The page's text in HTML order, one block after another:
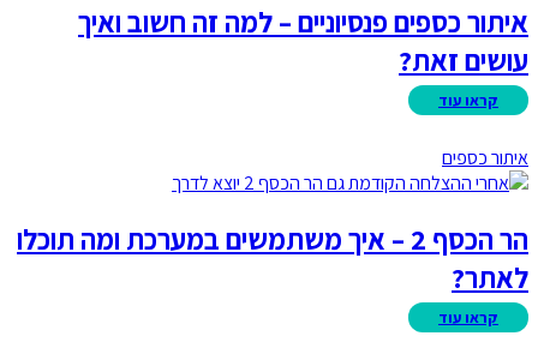
איתור כספים פנסיוניים – למה זה חשוב ואיך
עושים זאת?
איתור כספים
הר הכסף 2 – איך משתמשים במערכת ומה תוכלו
לאתר?